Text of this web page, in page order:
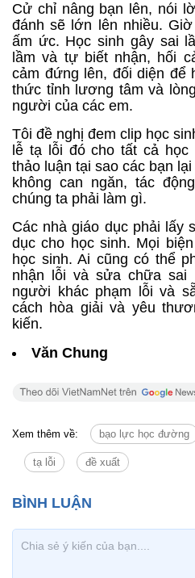
Cử chỉ nâng bạn lên, nói
đánh sẽ lớn lên nhiều.
ấm ức. Học sinh gây sai
lầm và tự biết nhận, hối
cảm đứng lên, đối diện để
thức tỉnh lương tâm và
người của các em.
Tôi đề nghị đem clip học
lễ tạ lỗi đó cho tất cả học
thảo luận tại sao các bạn
không can ngăn, tác
chúng ta phải làm gì.
Các nhà giáo dục phải lấy
dục cho học sinh. Mọi
học sinh. Ai cũng có thể
nhận lỗi và sửa chữa sai
người khác phạm lỗi và
cách hòa giải và yêu
kiến.
Văn Chung
Xem thêm về: bạo lực học đường
tạ lỗi đề xuất